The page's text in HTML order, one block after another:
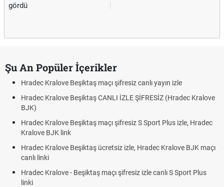
gördü
Şu An Popüler İçerikler
Hradec Kralove Beşiktaş maçı şifresiz canlı yayın izle
Hradec Kralove Beşiktaş CANLI İZLE ŞİFRESİZ (Hradec Kralove
BJK)
Hradec Kralove Beşiktaş maçı şifresiz S Sport Plus izle, Hradec
Kralove BJK link
Hradec Kralove Beşiktaş ücretsiz izle, Hradec Kralove BJK maçı
canlı linki
Hradec Kralove - Beşiktaş maçı şifresiz izle canlı S Sport Plus
linki